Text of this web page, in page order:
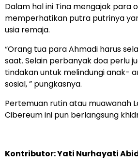
Dalam hal ini Tina mengajak para
memperhatikan putra putrinya
usia remaja.
“Orang tua para Ahmadi harus
saat. Selain perbanyak doa perlu
tindakan untuk melindungi anak-
sosial, ” pungkasnya.
Pertemuan rutin atau muawanah
Cibereum ini pun berlangsung
Kontributor: Yati Nurhayati